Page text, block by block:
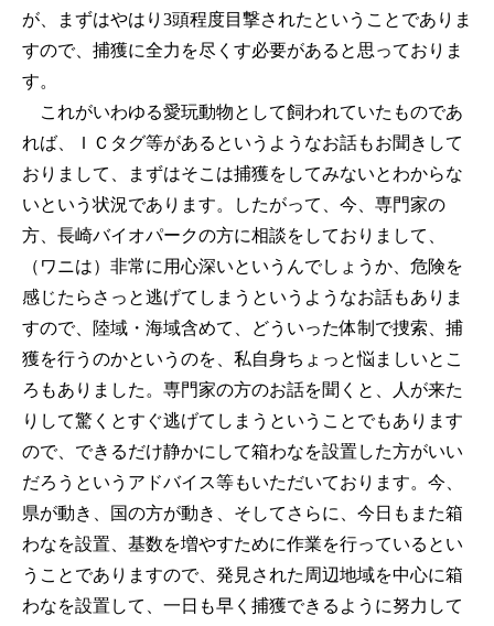
が、まずはやはり3頭程度目撃されたということでありま
すので、捕獲に全力を尽くす必要があると思っておりま
す。
これがいわゆる愛玩動物として飼われていたものであ
れば、ＩＣタグ等があるというようなお話もお聞きして
おりまして、まずはそこは捕獲をしてみないとわからな
いという状況であります。したがって、今、専門家の
方、長崎バイオパークの方に相談をしておりまして、
（ワニは）非常に用心深いというんでしょうか、危険を
感じたらさっと逃げてしまうというようなお話もありま
すので、陸域・海域含めて、どういった体制で捜索、捕
獲を行うのかというのを、私自身ちょっと悩ましいとこ
ろもありました。専門家の方のお話を聞くと、人が来た
りして驚くとすぐ逃げてしまうということでもあります
ので、できるだけ静かにして箱わなを設置した方がいい
だろうというアドバイス等もいただいております。今、
県が動き、国の方が動き、そしてさらに、今日もまた箱
わなを設置、基数を増やすために作業を行っているとい
うことでありますので、発見された周辺地域を中心に箱
わなを設置して、一日も早く捕獲できるように努力して